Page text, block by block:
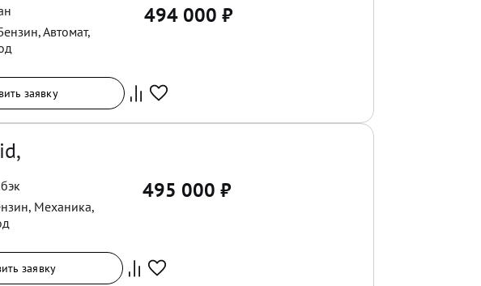
,Автомат,
494 000 ₽
заявку
, Механика,
495 000 ₽
заявку